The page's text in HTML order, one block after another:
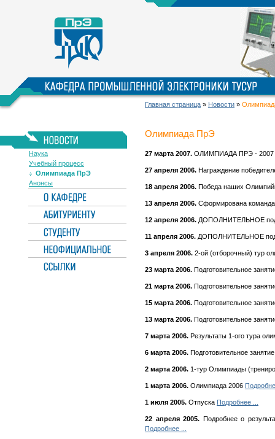
Главная страница » Новости »
Наука
Учебный процесс
Олимпиада ПрЭ
Анонсы
Олимпиада ПрЭ
27 марта 2007. ОЛИМПИАДА ПРЭ - 2007
27 апреля 2006. Награждение
18 апреля 2006. Победа наших
13 апреля 2006. Сформирована
12 апреля 2006. ДОПОЛНИТЕЛЬНОЕ
11 апреля 2006. ДОПОЛНИТЕЛЬНОЕ
3 апреля 2006. 2-ой (отборочный) тур
23 марта 2006. Подготовительное
21 марта 2006. Подготовительное
15 марта 2006. Подготовительное
13 марта 2006. Подготовительное
7 марта 2006. Результаты 1-ого тура
6 марта 2006. Подготовительное
2 марта 2006. 1-тур Олимпиады
1 марта 2006. Олимпиада 2006
1 июля 2005. Отпуска Подробнее ...
22 апреля 2005. Подробнее о
Подробнее ...